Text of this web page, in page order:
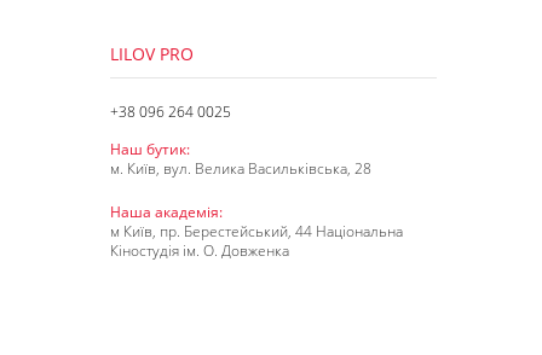
LILOV PRO
+38 096 264 0025
Наш бутик:
м. Київ, вул. Велика Васильківська, 28
Наша академія:
м Київ, пр. Берестейський, 44 Національна
Кіностудія ім. О. Довженка